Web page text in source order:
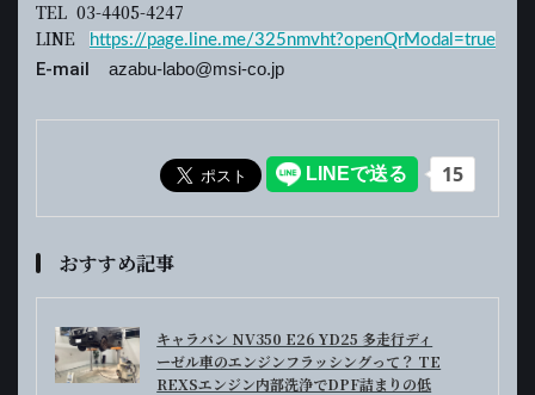
TEL 03-4405-4247
LINE
https://page.line.me/325nmvht?openQrModal=true
E-mail azabu-labo@msi-co.jp
おすすめ記事
キャラバン NV350 E26 YD25 多走行ディ
ーゼル車のエンジンフラッシングって？ TE
REXSエンジン内部洗浄でDPF詰まりの低